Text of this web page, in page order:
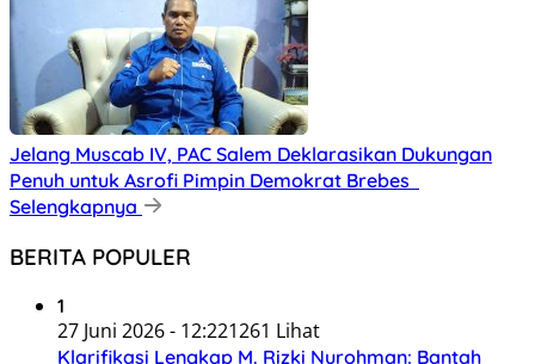
Jelang Muscab IV, PAC Salem Deklarasikan Dukungan
Penuh untuk Asrofi Pimpin Demokrat Brebes
Selengkapnya
BERITA POPULER
1
27 Juni 2026 - 12:221261 Lihat
Klarifikasi Lengkap M. Rizki Nurohman: Bantah